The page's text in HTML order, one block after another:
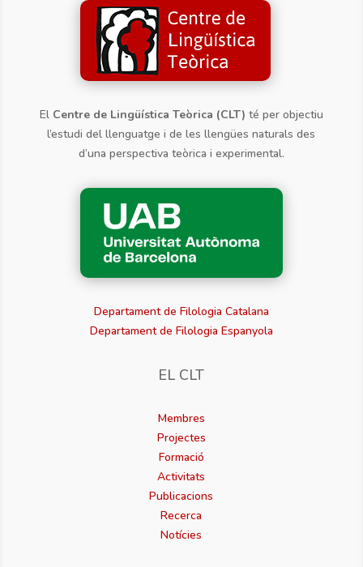
El Centre de Lingüística Teòrica (CLT) té per objectiu
l’estudi del llenguatge i de les llengües naturals des
d’una perspectiva teòrica i experimental.
Departament de Filologia Catalana
Departament de Filologia Espanyola
EL CLT
Membres
Projectes
Formació
Activitats
Publicacions
Recerca
Notícies